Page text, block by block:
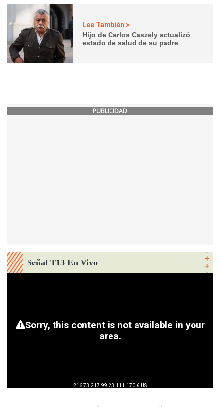
Lee También >
Hijo de Carlos Caszely actualizó
estado de salud de su padre
PUBLICIDAD
Señal T13 En Vivo